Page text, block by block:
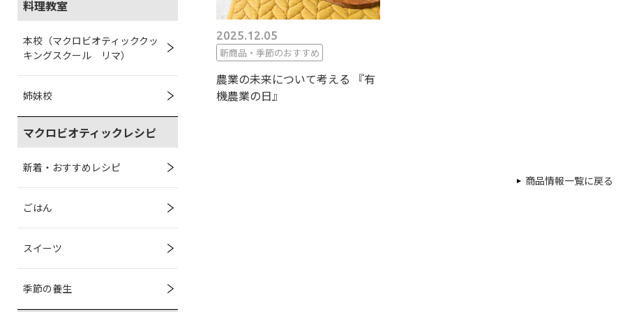
料理教室
本校（マクロビオティッククッ
キングスクール リマ）
姉妹校
マクロビオティックレシピ
新着・おすすめレシピ
ごはん
スイーツ
季節の養生
2025.12.05
新商品・季節のおすすめ
農業の未来について考える 『有
機農業の日』
商品情報一覧に戻る